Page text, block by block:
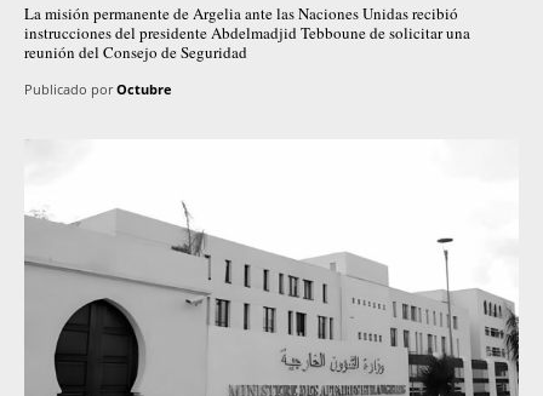
La misión permanente de Argelia ante las Naciones Unidas recibió
instrucciones del presidente Abdelmadjid Tebboune de solicitar una
reunión del Consejo de Seguridad
Publicado por Octubre